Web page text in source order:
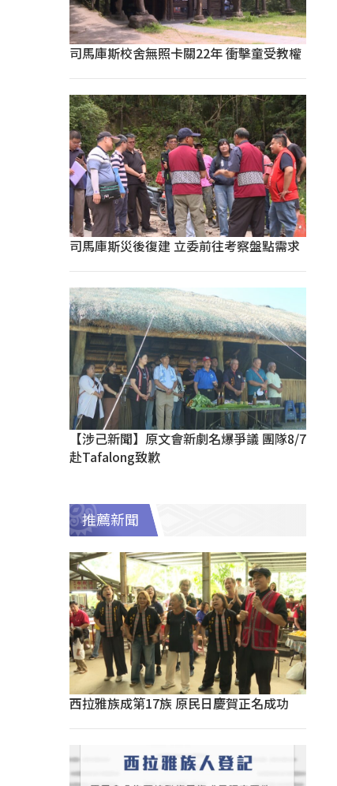
司馬庫斯校舍無照卡關22年 衝擊童受教權
司馬庫斯災後復建 立委前往考察盤點需求
【涉己新聞】原文會新劇名爆爭議 團隊8/7
赴Tafalong致歉
推薦新聞
西拉雅族成第17族 原民日慶賀正名成功